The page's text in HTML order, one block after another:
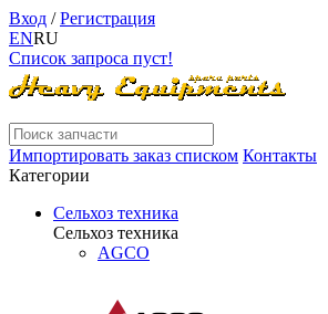
Вход /Регистрация
ENRU
Список запроса пуст!
Импортировать заказ списком Контакты
Категории
Сельхоз техника
Сельхоз техника
AGCO